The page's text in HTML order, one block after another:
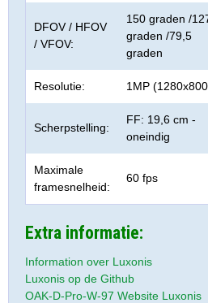
DFOV / HFOV
/ VFOV:
150 graden /
graden /79,5
graden
Resolutie: 1MP
Scherpstelling:
FF: 19,6 cm -
oneindig
Maximale
framesnelheid:
60 fps
Extra informatie:
Information over Luxonis
Luxonis op de Github
OAK-D-Pro-W-97 Website Luxonis